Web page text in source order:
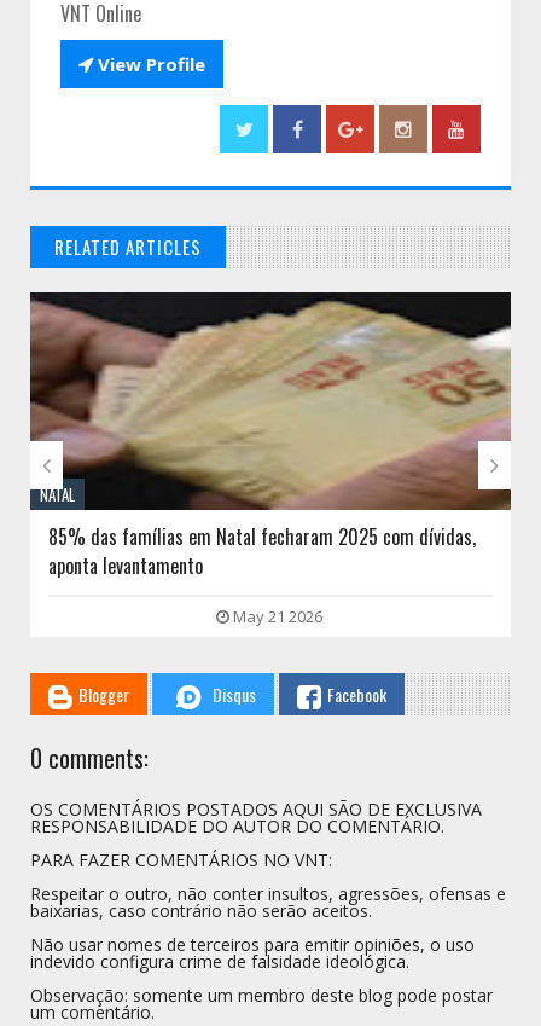
VNT Online
View Profile
RELATED ARTICLES
// THATS WHAT YOU MIGHT BE LOOKING FOR
NATAL
85% das famílias em Natal fecharam 2025 com dívidas,
aponta levantamento
May 21 2026
 
Blogger Disqus Facebook
0 comments:
OS COMENTÁRIOS POSTADOS AQUI SÃO DE EXCLUSIVA
RESPONSABILIDADE DO AUTOR DO COMENTÁRIO.
PARA FAZER COMENTÁRIOS NO VNT:
Respeitar o outro, não conter insultos, agressões, ofensas e
baixarias, caso contrário não serão aceitos.
Não usar nomes de terceiros para emitir opiniões, o uso
indevido configura crime de falsidade ideológica.
Observação: somente um membro deste blog pode postar
um comentário.